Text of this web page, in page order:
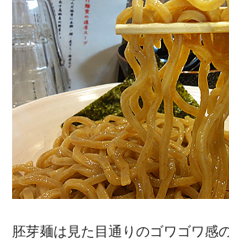
胚芽麺は見た目通りのゴワゴワ感